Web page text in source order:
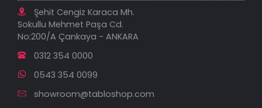
Şehit Cengiz Karaca Mh.
Sokullu Mehmet Paşa Cd.
No:200/A Çankaya - ANKARA
0312 354 0000
0543 354 0099
showroom@tabloshop.com